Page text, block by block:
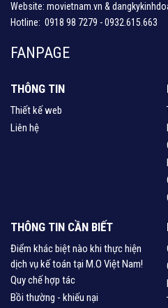
Website: movietnam.vn &
Hotline: 0918 98 7279 - 0932.615.663
FANPAGE
THÔNG TIN
Thiết kế web
Liên hệ
THÔNG TIN CẦN BIẾT
Điểm khác biệt nào khi thực hiện
dịch vụ kế toán tại M.O Việt Nam!
Quy chế hợp tác
Bồi thường - khiếu nại